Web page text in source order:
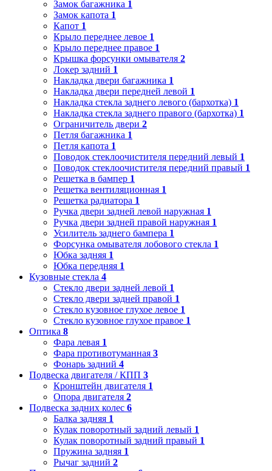
Замок багажника 1
Замок капота 1
Капот 1
Крыло переднее левое 1
Крыло переднее правое 1
Крышка форсунки омывателя 2
Локер задний 1
Накладка двери багажника 1
Накладка двери передней левой 1
Накладка стекла заднего левого (бархотка) 1
Накладка стекла заднего правого (бархотка) 1
Ограничитель двери 2
Петля багажника 1
Петля капота 1
Поводок стеклоочистителя передний левый 1
Поводок стеклоочистителя передний правый 1
Решетка в бампер 1
Решетка вентиляционная 1
Решетка радиатора 1
Ручка двери задней левой наружная 1
Ручка двери задней правой наружная 1
Усилитель заднего бампера 1
Форсунка омывателя лобового стекла 1
Юбка задняя 1
Юбка передняя 1
Кузовные стекла 4
Стекло двери задней левой 1
Стекло двери задней правой 1
Стекло кузовное глухое левое 1
Стекло кузовное глухое правое 1
Оптика 8
Фара левая 1
Фара противотуманная 3
Фонарь задний 4
Подвеска двигателя / КПП 3
Кронштейн двигателя 1
Опора двигателя 2
Подвеска задних колес 6
Балка задняя 1
Кулак поворотный задний левый 1
Кулак поворотный задний правый 1
Пружина задняя 1
Рычаг задний 2